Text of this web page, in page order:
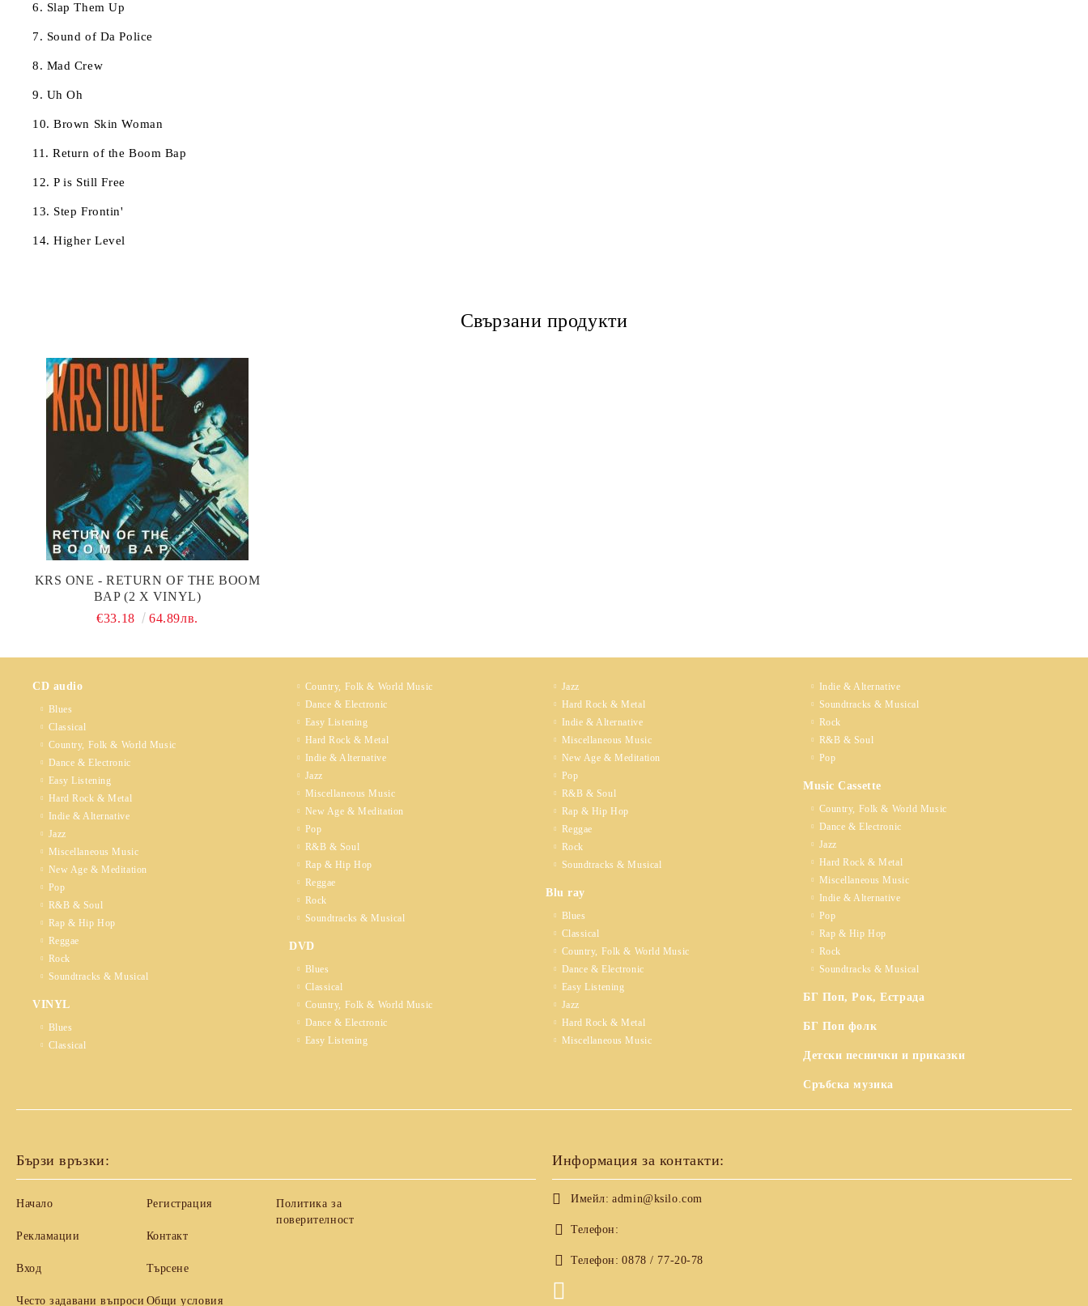
6. Slap Them Up
7. Sound of Da Police
8. Mad Crew
9. Uh Oh
10. Brown Skin Woman
11. Return of the Boom Bap
12. P is Still Free
13. Step Frontin'
14. Higher Level
Свързани продукти
KRS ONE - RETURN OF THE BOOM
BAP (2 X VINYL)
€33.18
64.89лв.
CD audio
Blues
Classical
Country, Folk & World Music
Dance & Electronic
Easy Listening
Hard Rock & Metal
Indie & Alternative
Jazz
Miscellaneous Music
New Age & Meditation
Pop
R&B & Soul
Rap & Hip Hop
Reggae
Rock
Soundtracks & Musical
VINYL
Blues
Classical
Country, Folk & World Music
Dance & Electronic
Easy Listening
Hard Rock & Metal
Indie & Alternative
Jazz
Miscellaneous Music
New Age & Meditation
Pop
R&B & Soul
Rap & Hip Hop
Reggae
Rock
Soundtracks & Musical
DVD
Blues
Classical
Country, Folk & World Music
Dance & Electronic
Easy Listening
Jazz
Hard Rock & Metal
Indie & Alternative
Miscellaneous Music
New Age & Meditation
Pop
R&B & Soul
Rap & Hip Hop
Reggae
Rock
Soundtracks & Musical
Blu ray
Blues
Classical
Country, Folk & World Music
Dance & Electronic
Easy Listening
Jazz
Hard Rock & Metal
Miscellaneous Music
Indie & Alternative
Soundtracks & Musical
Rock
R&B & Soul
Pop
Music Cassette
Country, Folk & World Music
Dance & Electronic
Jazz
Hard Rock & Metal
Miscellaneous Music
Indie & Alternative
Pop
Rap & Hip Hop
Rock
Soundtracks & Musical
БГ Поп, Рок, Естрада
БГ Поп фолк
Детски песнички и приказки
Сръбска музика
Бързи връзки:
Начало
Рекламации
Вход
Често задавани въпроси
Регистрация
Контакт
Търсене
Общи условия
Политика за
поверителност
Информация за контакти:
Имейл: admin@ksilo.com
Телефон:
Телефон: 0878 / 77-20-78